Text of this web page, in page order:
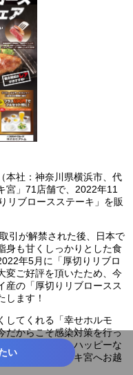
本社：神奈川県横浜市、代
宮」71店舗で、2022年11
リブロースステーキ」を販
引が解禁された後、日本で
身も甘くしっかりとした食
年5月に「厚切りリブロ
変ご好評を頂いたため、今
産の「厚切りリブロースス
します！
てくれる「幸せホルモ
だからこそ感染対策を行っ
リブロースで、ハッピーな
で、是非ステーキ宮へお越
い